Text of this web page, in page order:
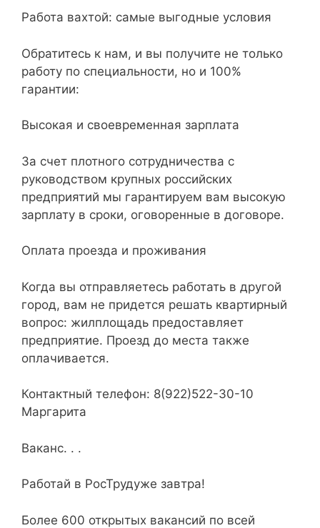
Работа вахтой: самые выгодные условия
Обратитесь к нам, и вы получите не только
работу по специальности, но и 100%
гарантии:
Высокая и своевременная зарплата
За счет плотного сотрудничества с
руководством крупных российских
предприятий мы гарантируем вам высокую
зарплату в сроки, оговоренные в договоре.
Оплата проезда и проживания
Когда вы отправляетесь работать в другой
город, вам не придется решать квартирный
вопрос: жилплощадь предоставляет
предприятие. Проезд до места также
оплачивается.
Контактный телефон: 8(922)522-30-10
Маргарита
Ваканс. . .
Работай в РосТрудуже завтра!
Более 600 открытых вакансий по всей